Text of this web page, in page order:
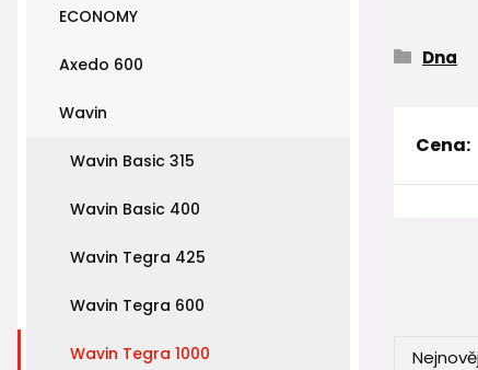
ECONOMY
Axedo 600
Wavin
Wavin Basic 315
Wavin Basic 400
Wavin Tegra 425
Wavin Tegra 600
Wavin Tegra 1000
Dna
Cena: